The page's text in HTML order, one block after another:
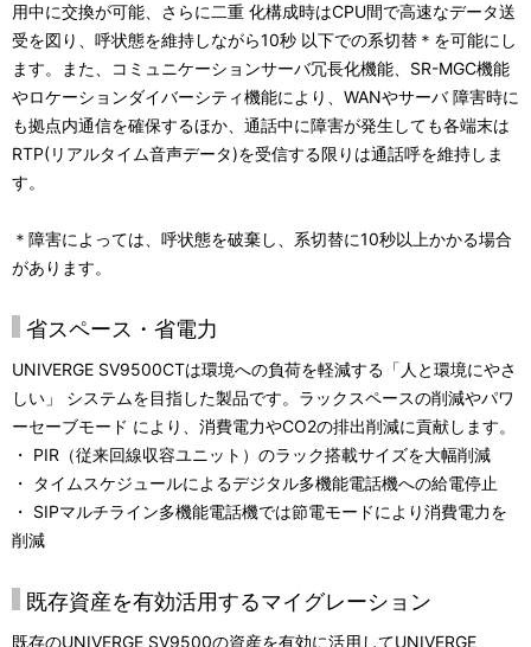
用中に交換が可能、さらに二重 化構成時はCPU間で高速なデータ送
受を図り、呼状態を維持しながら10秒 以下での系切替＊を可能にし
ます。また、コミュニケーションサーバ冗長化機能、SR-MGC機能
やロケーションダイバーシティ機能により、WANやサーバ 障害時に
も拠点内通信を確保するほか、通話中に障害が発生しても各端末は
RTP(リアルタイム音声データ)を受信する限りは通話呼を維持しま
す。
＊障害によっては、呼状態を破棄し、系切替に10秒以上かかる場合
があります。
省スペース・省電力
UNIVERGE SV9500CTは環境への負荷を軽減する「人と環境にやさ
しい」 システムを目指した製品です。ラックスペースの削減やパワ
ーセーブモード により、消費電力やCO2の排出削減に貢献します。
・ PIR（従来回線収容ユニット）のラック搭載サイズを大幅削減
・ タイムスケジュールによるデジタル多機能電話機への給電停止
・ SIPマルチライン多機能電話機では節電モードにより消費電力を
削減
既存資産を有効活用するマイグレーション
既存のUNIVERGE SV9500の資産を有効に活用してUNIVERGE